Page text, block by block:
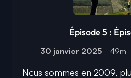
Épisode 5 :
30 janvier 2025 - 49m
Nous sommes en 2009,